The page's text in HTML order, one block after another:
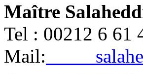
Maître
Tel : 00212 6
Mail: